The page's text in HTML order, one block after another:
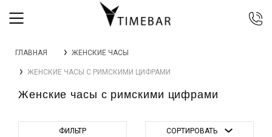
044 392 44 45
067 344 14 44 (viber)
0 800 305 805
ГЛАВНАЯ ЖЕНСКИЕ ЧАСЫ
ЖЕНСКИЕ ЧАСЫ С РИМСКИМИ ЦИФРАМИ
Женские часы с римскими цифрами
ФИЛЬТР СОРТИРОВАТЬ